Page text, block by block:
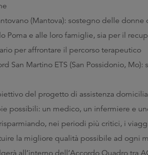
(Mantova): sostegno delle donne
Poma e alle loro famiglie, sia per il
per affrontare il percorso terapeutico
San Martino ETS (San Possidonio,
del progetto di assistenza
possibili: un medico, un infermiere e
nei periodi più critici, i
la migliore qualità possibile ad ogni
all’interno dell’Accordo Quadro tra